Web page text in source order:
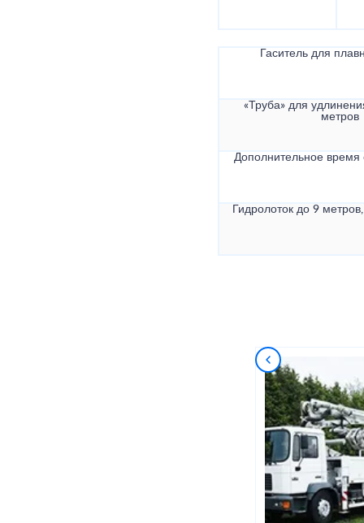
Гаситель для
«Труба» для
метров
Дополнительное
Гидролоток до 9